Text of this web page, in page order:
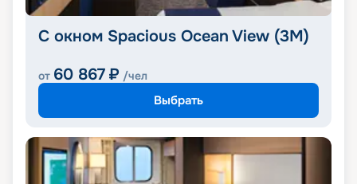
С окном Spacious Ocean View (3M)
от 60 867 ₽ /чел
Выбрать